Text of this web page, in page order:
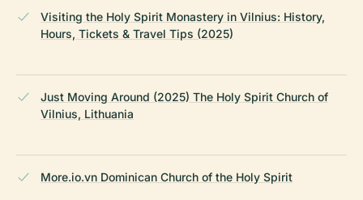
Visiting the Holy Spirit Monastery in Vilnius: History,
Hours, Tickets & Travel Tips (2025)
Just Moving Around (2025) The Holy Spirit Church of
Vilnius, Lithuania
More.io.vn Dominican Church of the Holy Spirit